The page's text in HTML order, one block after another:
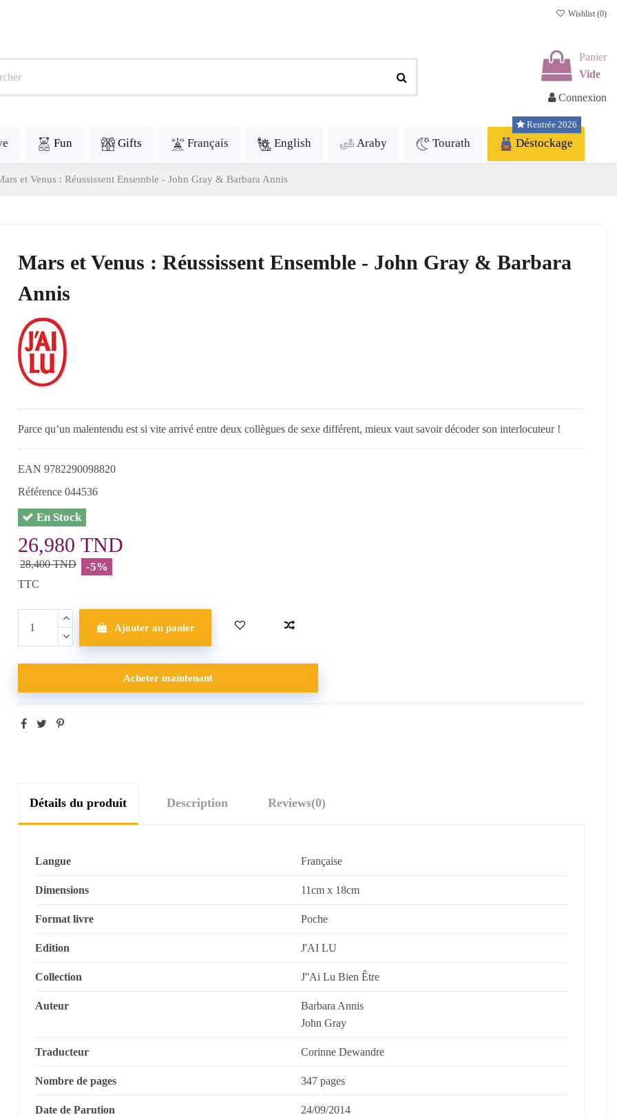
Wishlist (0)
Panier
Vide
Connexion
Fun Gifts Français English Araby Tourath Déstockage
Rentrée 2026
et Venus : Réussissent Ensemble - John Gray & Barbara Annis
Mars et Venus : Réussissent Ensemble - John Gray & Barbara
Annis
Parce qu’un malentendu est si vite arrivé entre deux collègues de sexe différent, mieux vaut savoir décoder son interlocuteur !
EAN 9782290098820
Référence 044536
En Stock
26,980 TND
28,400 TND -5%
TTC
Ajouter au panier
Acheter maintenant
Détails du produit Description Reviews(0)
Langue Française
Dimensions 11cm x 18cm
Format livre Poche
Edition J'AI LU
Collection J''Ai Lu Bien Être
Auteur
Barbara Annis
John Gray
Traducteur Corinne Dewandre
Nombre de pages 347 pages
Date de Parution 24/09/2014